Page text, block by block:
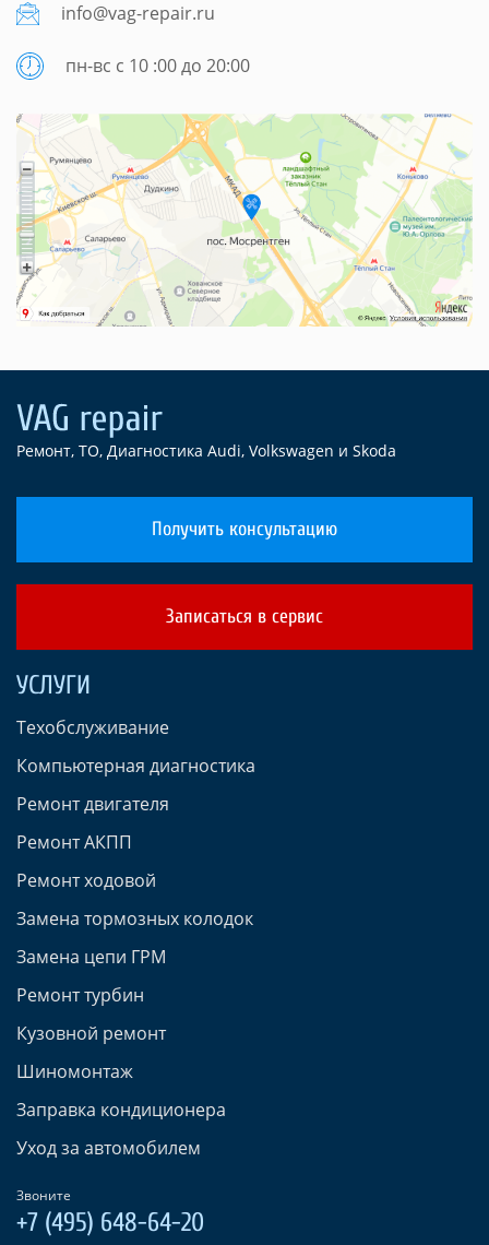
info@vag-repair.ru
пн-вс с 10 :00 до 20:00
Ремонт, ТО, Диагностика Audi, Volkswagen и Skoda
Получить консультацию
Записаться в сервис
УСЛУГИ
Техобслуживание
Компьютерная диагностика
Ремонт двигателя
Ремонт АКПП
Ремонт ходовой
Замена тормозных колодок
Замена цепи ГРМ
Ремонт турбин
Кузовной ремонт
Шиномонтаж
Заправка кондиционера
Уход за автомобилем
Звоните
+7 (495) 648-64-20